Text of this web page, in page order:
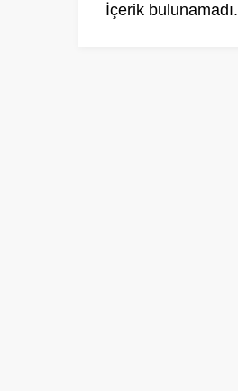
İçerik bulunamadı.